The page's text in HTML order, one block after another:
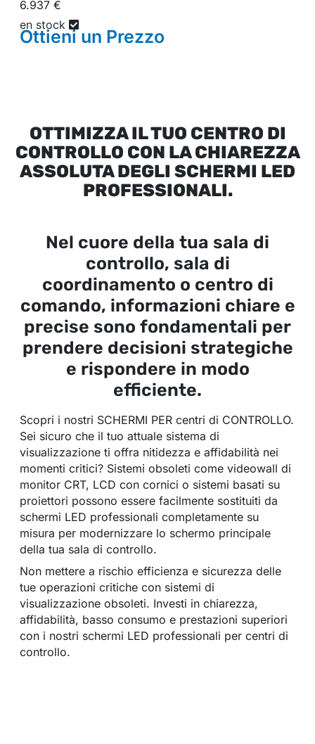
6.937 €
en stock
Ottieni un Prezzo
OTTIMIZZA IL TUO CENTRO DI
CONTROLLO CON LA CHIAREZZA
ASSOLUTA DEGLI SCHERMI LED
PROFESSIONALI.
Nel cuore della tua sala di
controllo, sala di
coordinamento o centro di
comando, informazioni chiare e
precise sono fondamentali per
prendere decisioni strategiche
e rispondere in modo
efficiente.
Scopri i nostri SCHERMI PER centri di CONTROLLO.
Sei sicuro che il tuo attuale sistema di
visualizzazione ti offra nitidezza e affidabilità nei
momenti critici? Sistemi obsoleti come videowall di
monitor CRT, LCD con cornici o sistemi basati su
proiettori possono essere facilmente sostituiti da
schermi LED professionali completamente su
misura per modernizzare lo schermo principale
della tua sala di controllo.
Non mettere a rischio efficienza e sicurezza delle
tue operazioni critiche con sistemi di
visualizzazione obsoleti. Investi in chiarezza,
affidabilità, basso consumo e prestazioni superiori
con i nostri schermi LED professionali per centri di
controllo.